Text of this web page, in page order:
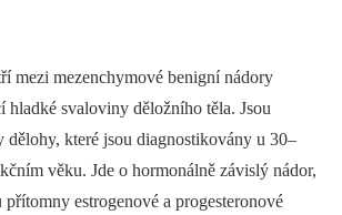
mezi mezenchymové benigní nádory
svaloviny děložního těla. Jsou
dělohy, které jsou diagnostikovány u 30–
věku. Jde o hormonálně závislý nádor,
estrogenové a progesteronové